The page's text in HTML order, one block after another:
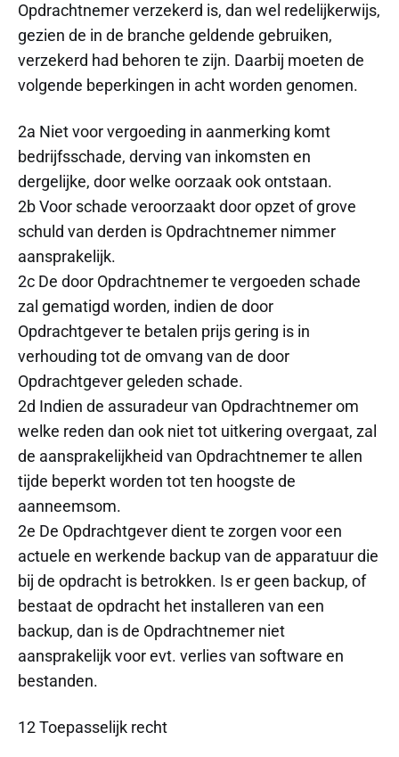
Opdrachtnemer verzekerd is, dan wel redelijkerwijs,
gezien de in de branche geldende gebruiken,
verzekerd had behoren te zijn. Daarbij moeten de
volgende beperkingen in acht worden genomen.
2a Niet voor vergoeding in aanmerking komt
bedrijfsschade, derving van inkomsten en
dergelijke, door welke oorzaak ook ontstaan.
2b Voor schade veroorzaakt door opzet of grove
schuld van derden is Opdrachtnemer nimmer
aansprakelijk.
2c De door Opdrachtnemer te vergoeden schade
zal gematigd worden, indien de door
Opdrachtgever te betalen prijs gering is in
verhouding tot de omvang van de door
Opdrachtgever geleden schade.
2d Indien de assuradeur van Opdrachtnemer om
welke reden dan ook niet tot uitkering overgaat, zal
de aansprakelijkheid van Opdrachtnemer te allen
tijde beperkt worden tot ten hoogste de
aanneemsom.
2e De Opdrachtgever dient te zorgen voor een
actuele en werkende backup van de apparatuur die
bij de opdracht is betrokken. Is er geen backup, of
bestaat de opdracht het installeren van een
backup, dan is de Opdrachtnemer niet
aansprakelijk voor evt. verlies van software en
bestanden.
12 Toepasselijk recht